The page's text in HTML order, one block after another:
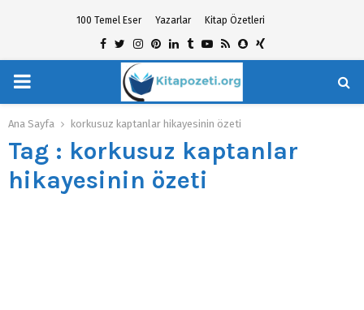
100 Temel Eser Yazarlar Kitap Özetleri
Facebook
TwitterInstagram
Pinterest
Linkedin
TumblrYoutube
RssSnapchat
Xing
PRIMARY
MENU
Ana Sayfa korkusuz kaptanlar hikayesinin özeti
Tag : korkusuz kaptanlar
hikayesinin özeti